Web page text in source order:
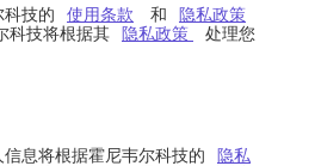
技的 使用条款 和 隐私政策
科技将根据其 隐私政策
处理您
息将根据霍尼韦尔科技的 隐私